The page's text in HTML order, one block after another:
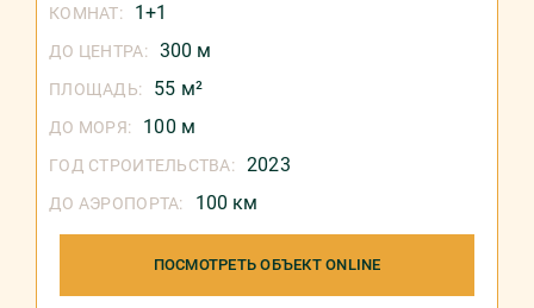
КОМНАТ: 1+1
ДО ЦЕНТРА: 300 м
ПЛОЩАДЬ: 55 м²
ДО МОРЯ: 100 м
ГОД СТРОИТЕЛЬСТВА: 2023
ДО АЭРОПОРТА: 100 км
ПОСМОТРЕТЬ ОБЪЕКТ ONLINE